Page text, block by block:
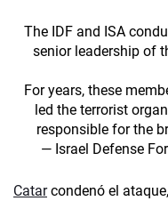
The IDF and ISA
senior leadership of
For years, these
led the terrorist
responsible for the
— Israel Defense
Catarcondenó el